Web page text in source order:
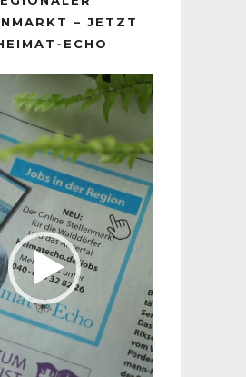
– JETZT
ECHO
Player